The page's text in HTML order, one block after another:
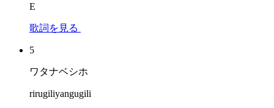
E
歌詞を見る
5
ワタナベシホ
rirugiliyangugili